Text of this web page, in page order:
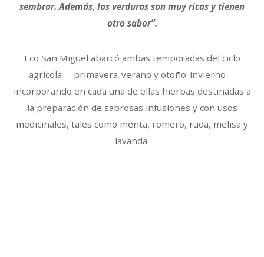
sembrar. Además, las verduras son muy ricas y tienen
otro sabor”.
Eco San Miguel abarcó ambas temporadas del ciclo
agrícola —primavera-verano y otoño-invierno—
incorporando en cada una de ellas hierbas destinadas a
la preparación de sabrosas infusiones y con usos
medicinales, tales como menta, romero, ruda, melisa y
lavanda.